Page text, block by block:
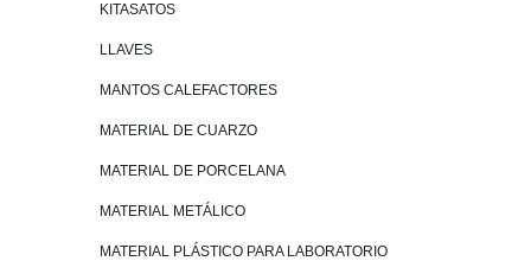
KITASATOS
LLAVES
MANTOS CALEFACTORES
MATERIAL DE CUARZO
MATERIAL DE PORCELANA
MATERIAL METÁLICO
MATERIAL PLÁSTICO PARA LABORATORIO